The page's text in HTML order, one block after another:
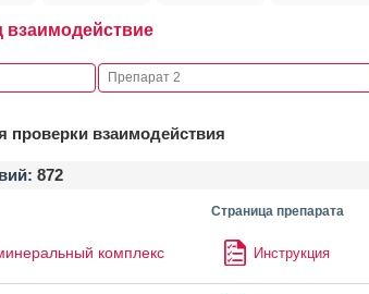
проверки взаимодействия
872
Страница препарата
комплекс Инструкция